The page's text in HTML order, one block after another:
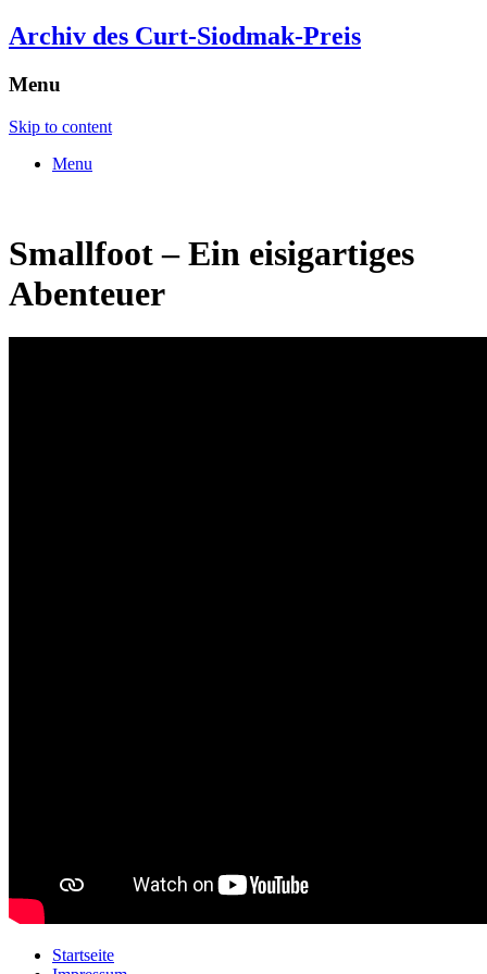
Archiv des Curt-Siodmak-Preis
Menu
Skip to content
Menu
Smallfoot – Ein eisigartiges
Abenteuer
Startseite